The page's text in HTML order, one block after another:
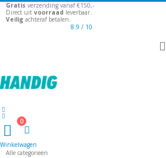
Gratis verzending vanaf €150,-
Direct uit voorraad leverbaar.
Veilig achteraf betalen.
8.9 / 10
Winkelwagen
0
Winkelwagen
Alle categorieën